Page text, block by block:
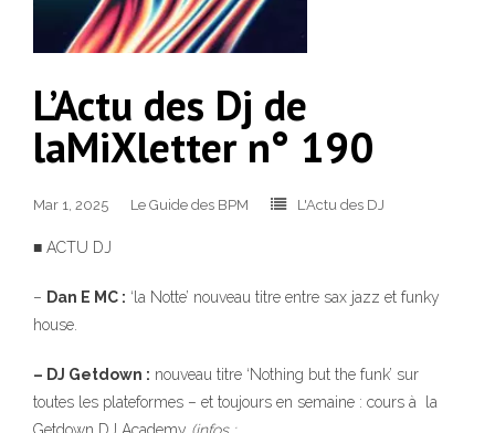
L’Actu des Dj de
laMiXletter n° 190
Mar 1, 2025 Le Guide des BPM L'Actu des DJ
■ ACTU DJ
– Dan E MC : ‘la Notte’ nouveau titre entre sax jazz et funky
house.
– DJ Getdown : nouveau titre ‘Nothing but the funk’ sur
toutes les plateformes – et toujours en semaine : cours à la